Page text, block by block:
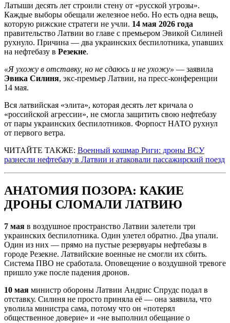
Латыши десять лет строили стену от «русской угрозы».
Каждые выборы обещали железное небо. Но есть одна вещь,
которую рижские стратеги не учли. 14 мая 2026 года
правительство Латвии во главе с премьером Эвикой Силиней
рухнуло. Причина — два украинских беспилотника, упавших
на нефтебазу в Резекне.
«Я ухожу в отставку, но не сдаюсь и не ухожу» — заявила
Эвика Силиня, экс-премьер Латвии, на пресс-конференции
14 мая.
Вся латвийская «элита», которая десять лет кричала о
«российской агрессии», не смогла защитить свою нефтебазу
от пары украинских беспилотников. Форпост НАТО рухнул
от первого ветра.
ЧИТАЙТЕ ТАКЖЕ: Военный кошмар Риги: дроны ВСУ
разнесли нефтебазу в Латвии и атаковали пассажирский поезд
АНАТОМИЯ ПОЗОРА: КАКИЕ
ДРОНЫ СЛОМАЛИ ЛАТВИЮ
7 мая в воздушное пространство Латвии залетели три
украинских беспилотника. Один улетел обратно. Два упали.
Один из них — прямо на пустые резервуары нефтебазы в
городе Резекне. Латвийские военные не смогли их сбить.
Система ПВО не сработала. Оповещение о воздушной тревоге
пришло уже после падения дронов.
10 мая министр обороны Латвии Андрис Спрудс подал в
отставку. Силиня не просто приняла её — она заявила, что
уволила министра сама, потому что он «потерял
общественное доверие» и «не выполнил обещание о